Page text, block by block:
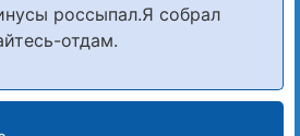
россыпал.Я собрал
отдам.